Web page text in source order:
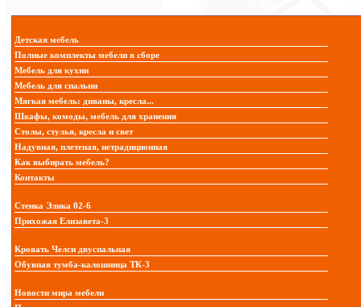
Детская мебель
Полные комплекты мебели в сборе
Мебель для кухни
Мебель для спальни
Мягкая мебель: диваны, кресла...
Шкафы, комоды, мебель для хранения
Столы, стулья, кресла и свет
Надувная, плетеная, нетрадиционная
Как выбирать мебель?
Контакты
Стенка Элика 02-6
Прихожая Елизавета-3
Кровать Челси двуспальная
Обувная тумба-калошница ТК-3
Новости мира мебели